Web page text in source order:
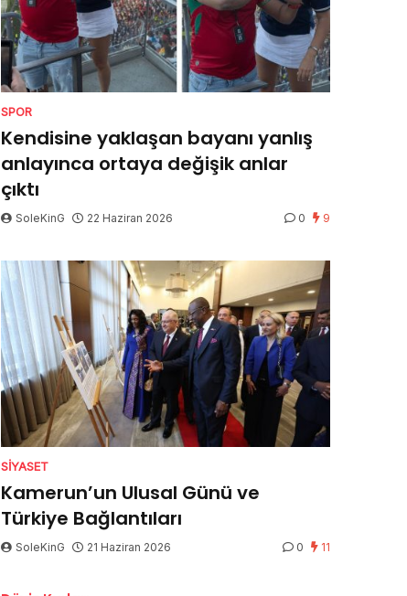
SPOR
Kendisine yaklaşan bayanı yanlış
anlayınca ortaya değişik anlar
çıktı
SoleKinG 22 Haziran 2026 0 9
SIYASET
Kamerun’un Ulusal Günü ve
Türkiye Bağlantıları
SoleKinG 21 Haziran 2026 0 11